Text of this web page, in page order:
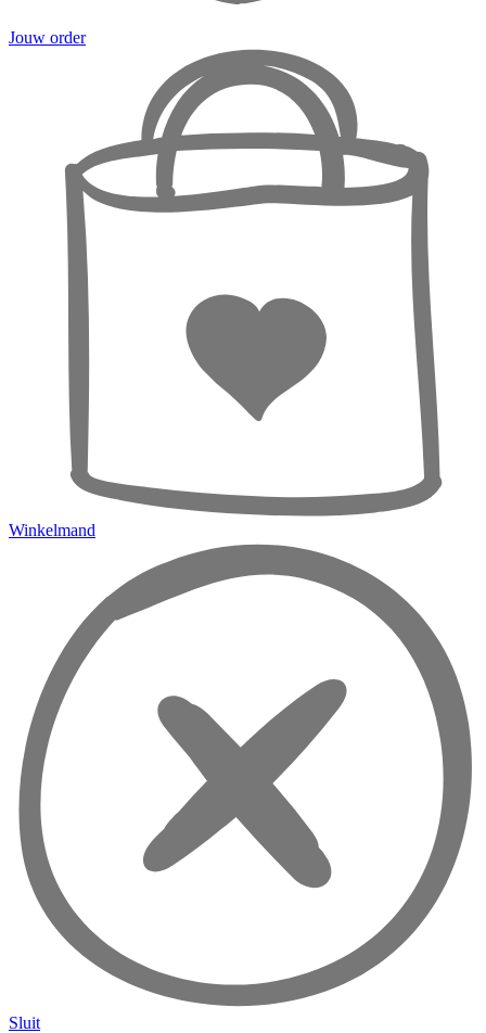
Jouw order
Winkelmand
Sluit